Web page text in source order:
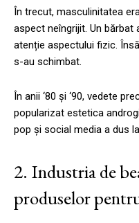
În trecut, masculinitatea
aspect neîngrijit. Un
atenție aspectului fizic.
s-au schimbat.
În anii ‘80 și ‘90, vedete
popularizat estetica
pop și social media a dus
2. Industria de
produselor